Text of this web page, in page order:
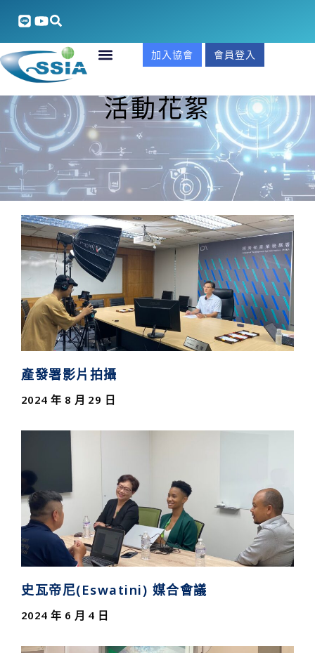
加入協會 會員登入
活動花絮
產發署影片拍攝
2024 年 8 月 29 日
史瓦帝尼(Eswatini) 媒合會議
2024 年 6 月 4 日